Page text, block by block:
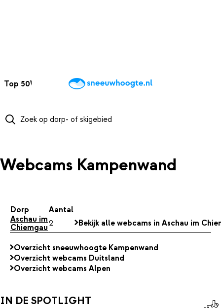
Top 50Webcams WintersportweerKaarten
Webcams Kampenwand
Dorp
Aantal
Aschau im
Chiemgau2 Bekijk alle webcams in Aschau im
Overzicht sneeuwhoogte Kampenwand
Overzicht webcams Duitsland
Overzicht webcams Alpen
IN DE SPOTLIGHT